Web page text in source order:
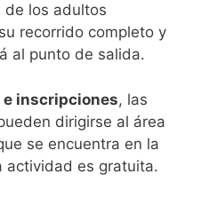
de los adultos
recorrido completo y
al punto de salida.
inscripciones, las
dirigirse al área
se encuentra en la
actividad es gratuita.